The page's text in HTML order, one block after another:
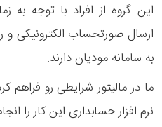
این گروه از افراد با توجه
ارسال صورتحساب الکترونیکی و
به سامانه مودیان دارند.
ما در مالیتور شرایطی رو فراهم
نرم افزار حسابداری این کار را